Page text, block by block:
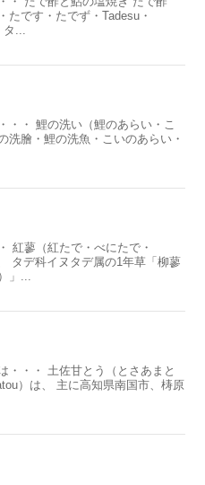
たです・たでず・Tadesu・
...
・・ 鯉の洗い（鯉のあらい・こ
洗膾・鯉の洗魚・こいのあらい・
紅蓼（紅たで・べにたで・
タデ科イヌタデ属の1年草「柳蓼
」...
・・・ 土佐甘とう（とさあまと
）は、 主に高知県南国市、梼原